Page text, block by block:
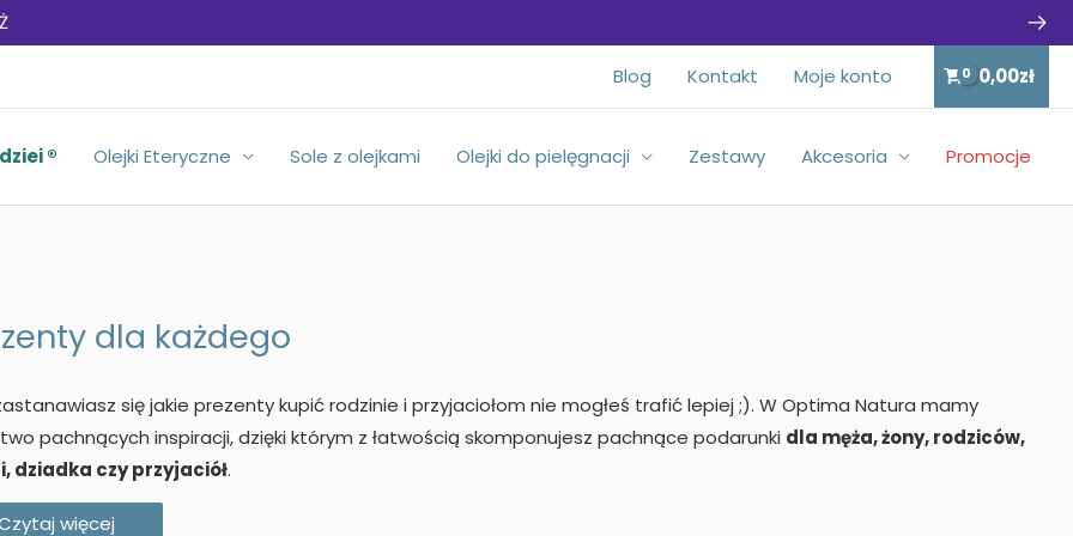
Blog Kontakt Moje konto 0,00zł
® Olejki Eteryczne Sole z olejkami Olejki do pielęgnacji Zestawy Akcesoria Promocje
dla każdego
się jakie prezenty kupić rodzinie i przyjaciołom nie mogłeś trafić lepiej ;). W Optima Natura mamy
pachnących inspiracji, dzięki którym z łatwością skomponujesz pachnące podarunki dla męża, żony, rodziców,
dziadka czy przyjaciół.
więcej